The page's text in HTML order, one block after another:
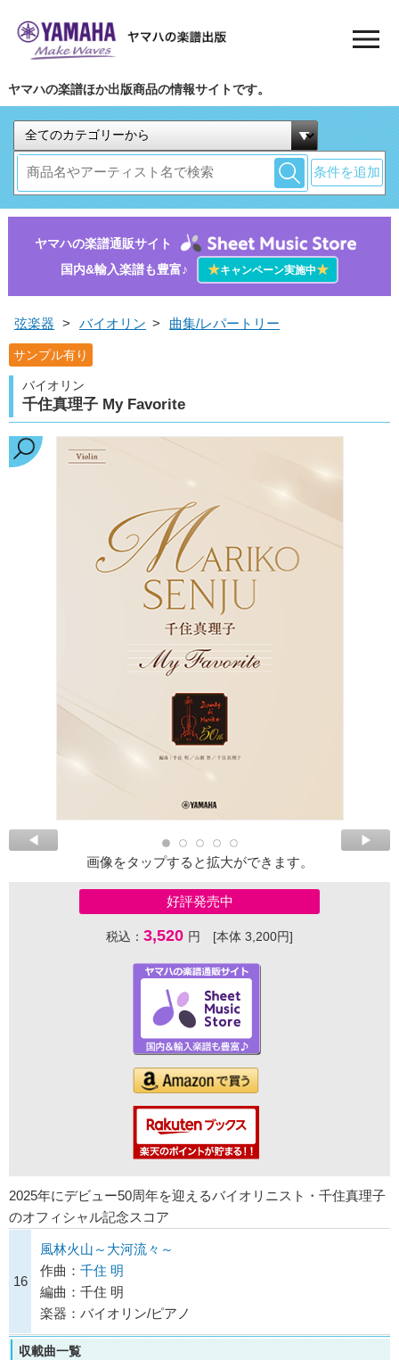
ヤマハの楽譜ほか出版商品の情報サイトです。
条件を追加
ヤマハの楽譜通販サイト
国内&輸入楽譜も豊富♪
★キャンペーン実施中★
弦楽器 > バイオリン > 曲集/レパートリー
サンプル有り
バイオリン
千住真理子 My Favorite
画像をタップすると拡大ができます。
好評発売中
税込： 3,520 円 [本体 3,200円]
2025年にデビュー50周年を迎えるバイオリニスト・千住真理子
のオフィシャル記念スコア
16
風林火山～大河流々～
作曲： 千住 明
編曲：千住 明
楽器：バイオリン/ピアノ
収載曲一覧